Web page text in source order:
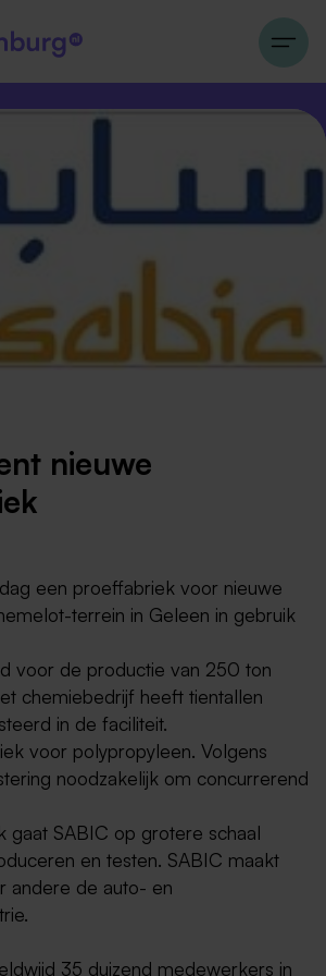
nieuwe
een proeffabriek voor nieuwe
terrein in Geleen in gebruik
voor de productie van 250 ton
chemiebedrijf heeft tientallen
in de faciliteit.
voor polypropyleen. Volgens
noodzakelijk om concurrerend
gaat SABIC op grotere schaal
en testen. SABIC maakt
andere de auto- en
35 duizend medewerkers in